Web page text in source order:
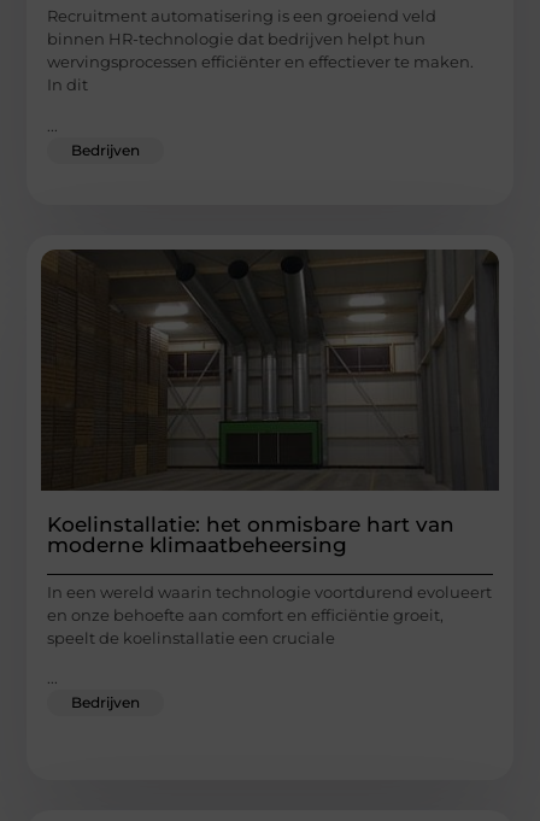
Recruitment automatisering is een groeiend veld
binnen HR-technologie dat bedrijven helpt hun
wervingsprocessen efficiënter en effectiever te maken.
In dit
Bedrijven
Koelinstallatie: het onmisbare hart van
moderne klimaatbeheersing
In een wereld waarin technologie voortdurend evolueert
en onze behoefte aan comfort en efficiëntie groeit,
speelt de koelinstallatie een cruciale
Bedrijven